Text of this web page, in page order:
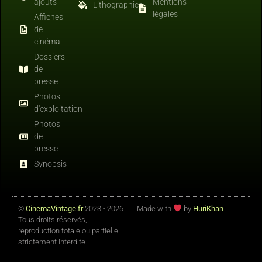
Affiches
de
cinéma
Dossiers
de
presse
Photos
d'exploitation
Photos
de
presse
Synopsis
Lithographies
légales
© CinemaVintage.fr2023 - 2026.
Tous droits réservés,
reproduction totale ou partielle
strictement interdite.
Made with by HuriKhan